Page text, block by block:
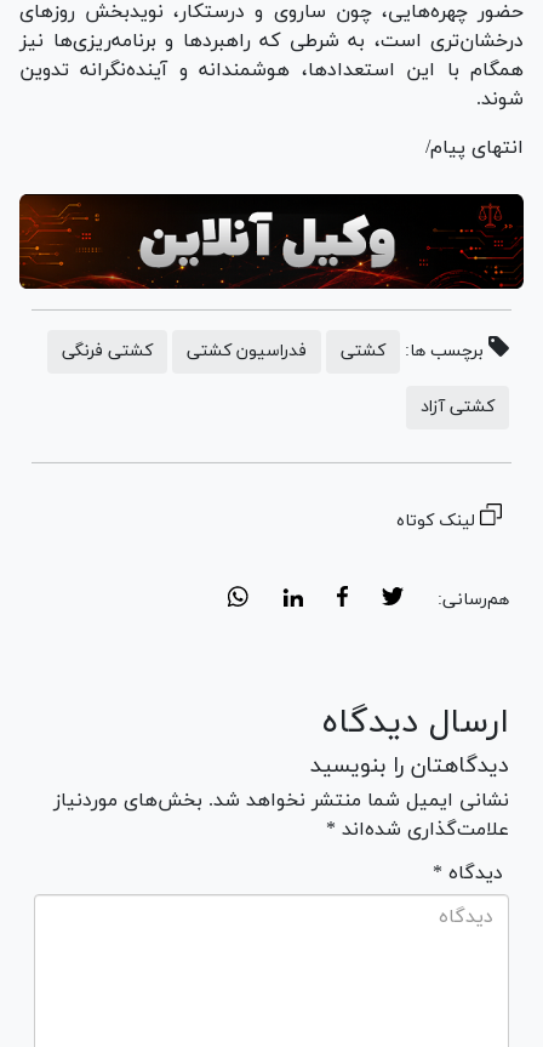
حضور چهره‌هایی، چون ساروی و درستکار، نویدبخش روز‌های
درخشان‌تری است، به شرطی که راهبرد‌ها و برنامه‌ریزی‌ها نیز
همگام با این استعدادها، هوشمندانه و آینده‌نگرانه تدوین
شوند.
انتهای پیام/
برچسب ها: کشتی فدراسیون کشتی کشتی فرنگی
کشتی آزاد
لینک کوتاه
هم‌رسانی:
ارسال دیدگاه
دیدگاهتان را بنویسید
نشانی ایمیل شما منتشر نخواهد شد. بخش‌های موردنیاز
علامت‌گذاری شده‌اند *
* دیدگاه